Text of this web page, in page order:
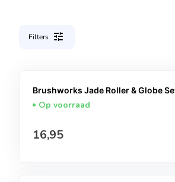
Filters tune
Brushworks Jade Roller & Globe
Op voorraad
Normale prijs
16,95